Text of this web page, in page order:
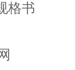
格书